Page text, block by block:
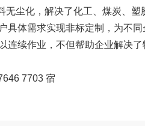
尘化，解决了化工、煤炭、塑
具体需求实现非标定制，为不
连续作业，不但帮助企业解决
7703 宿